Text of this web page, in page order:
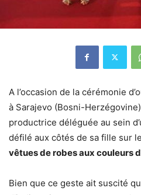
A l’occasion de la cérémonie
à Sarajevo (Bosni-
productrice déléguée au sein
défilé aux côtés de sa fille sur
vêtues de robes aux couleurs
Bien que ce geste ait suscité